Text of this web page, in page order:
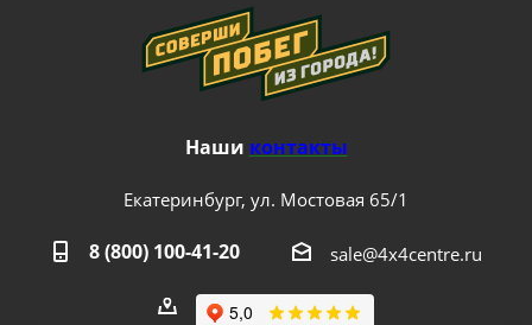
Наши контакты
Екатеринбург, ул. Мостовая 65/1
8 (800) 100-41-20 sale@4x4centre.ru